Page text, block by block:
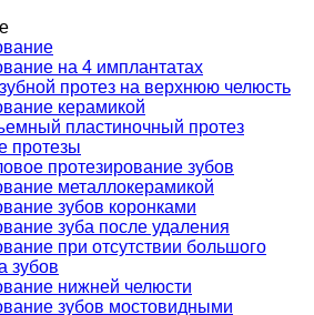
на 4 имплантатах
протез на верхнюю челюсть
керамикой
пластиночный протез
протезы
протезирование зубов
металлокерамикой
зубов коронками
зуба после удаления
при отсутствии большого
зубов
нижней челюсти
зубов мостовидными